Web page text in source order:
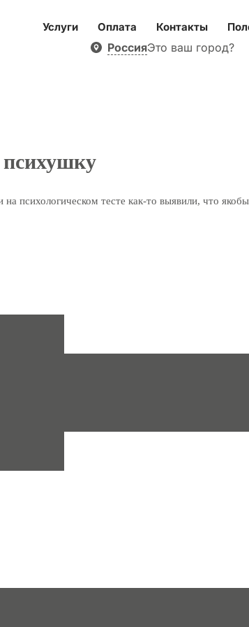
Услуги Оплата Контакты
РоссияЭто ваш город?
психологическом тесте как-то выявили, что